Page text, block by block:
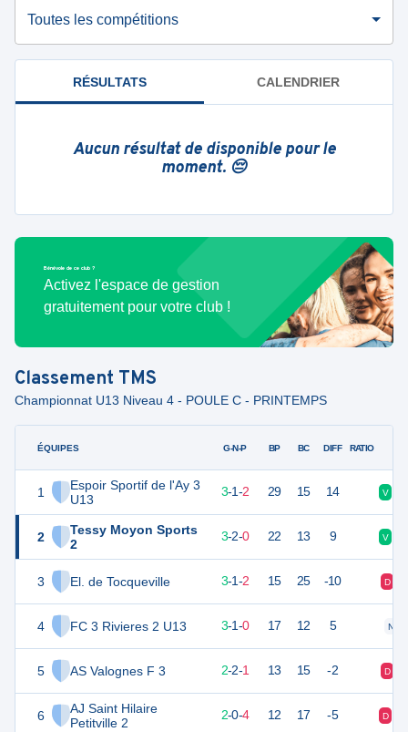
Toutes les compétitions
RÉSULTATS CALENDRIER
Aucun résultat de disponible pour le
moment. 😔
Bénévole de ce club ?
Activez l'espace de gestion
gratuitement pour votre club !
Classement TMS
Championnat U13 Niveau 4 - POULE C - PRINTEMPS
ÉQUIPES
1
Espoir Sportif de l'Ay 3
U13
2
Tessy Moyon Sports
2
3 El. de Tocqueville
4 FC 3 Rivieres 2 U13
5 AS Valognes F 3
6
AJ Saint Hilaire
Petitville 2
G-N-P BP BC DIFF RATIO
10 6 3-1-2 29 15 14 V
10 6 3-2-0 22 13 9 V
10 3-1-2 15 25 -10 D
8 3-1-0 17 12 5 N
7 2-2-1 13 15 -2 D
2-0-4 12 17 -5 D